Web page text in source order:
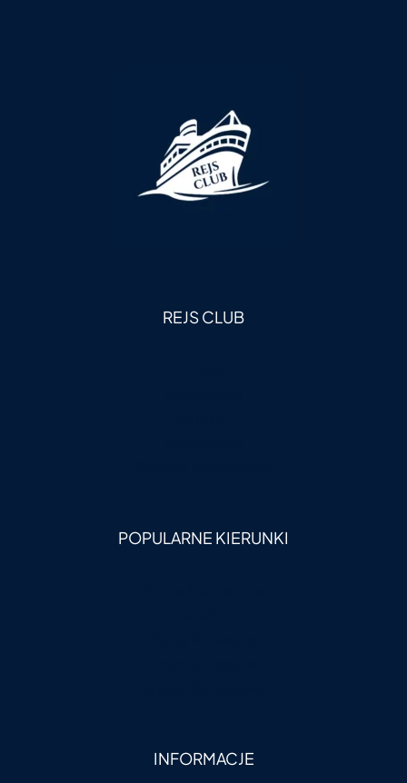
REJS CLUB
POPULARNE KIERUNKI
INFORMACJE